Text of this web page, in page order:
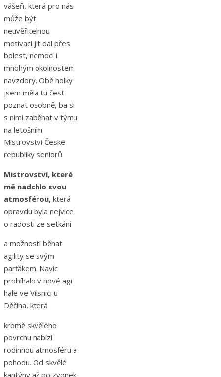
vášeň, která pro nás
může být
neuvěřitelnou
motivací jít dál přes
bolest, nemoci i
mnohým okolnostem
navzdory. Obě holky
jsem měla tu čest
poznat osobně, ba si
s nimi zaběhat v týmu
na letošním
Mistrovství České
republiky seniorů.
Mistrovství, které
mě nadchlo svou
atmosférou, která
opravdu byla nejvíce
o radosti ze setkání
a možnosti běhat
agility se svým
parťákem. Navíc
probíhalo v nové agi
hale ve Vilsnici u
Děčína, která
kromě skvělého
povrchu nabízí
rodinnou atmosféru a
pohodu. Od skvělé
kantýny až po zvonek